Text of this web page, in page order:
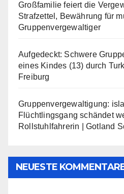
Großfamilie feiert die
Strafzettel, Bewährung für
Gruppenvergewaltiger
Aufgedeckt: Schwere
eines Kindes (13) durch
Freiburg
Gruppenvergewaltigung:
Flüchtlingsgang schändet
Rollstuhlfahrerin | Gotland
NEUESTE